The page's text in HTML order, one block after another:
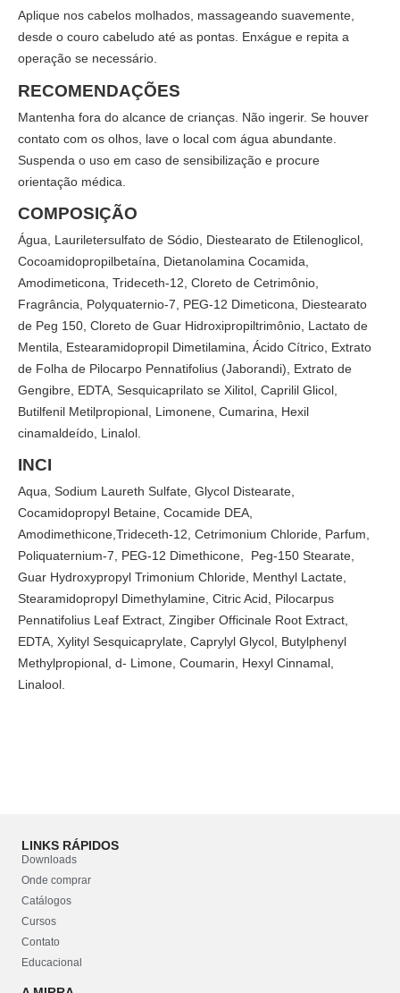
Aplique nos cabelos molhados, massageando suavemente,
desde o couro cabeludo até as pontas. Enxágue e repita a
operação se necessário.
RECOMENDAÇÕES
Mantenha fora do alcance de crianças. Não ingerir. Se houver
contato com os olhos, lave o local com água abundante.
Suspenda o uso em caso de sensibilização e procure
orientação médica.
COMPOSIÇÃO
Água, Lauriletersulfato de Sódio, Diestearato de Etilenoglicol,
Cocoamidopropilbetaína, Dietanolamina Cocamida,
Amodimeticona, Trideceth-12, Cloreto de Cetrimônio,
Fragrância, Polyquaternio-7, PEG-12 Dimeticona, Diestearato
de Peg 150, Cloreto de Guar Hidroxipropiltrimônio, Lactato de
Mentila, Estearamidopropil Dimetilamina, Ácido Cítrico, Extrato
de Folha de Pilocarpo Pennatifolius (Jaborandi), Extrato de
Gengibre, EDTA, Sesquicaprilato se Xilitol, Caprilil Glicol,
Butilfenil Metilpropional, Limonene, Cumarina, Hexil
cinamaldeído, Linalol.
INCI
Aqua, Sodium Laureth Sulfate, Glycol Distearate,
Cocamidopropyl Betaine, Cocamide DEA,
Amodimethicone,Trideceth-12, Cetrimonium Chloride, Parfum,
Poliquaternium-7, PEG-12 Dimethicone, Peg-150 Stearate,
Guar Hydroxypropyl Trimonium Chloride, Menthyl Lactate,
Stearamidopropyl Dimethylamine, Citric Acid, Pilocarpus
Pennatifolius Leaf Extract, Zingiber Officinale Root Extract,
EDTA, Xylityl Sesquicaprylate, Caprylyl Glycol, Butylphenyl
Methylpropional, d- Limone, Coumarin, Hexyl Cinnamal,
Linalool.
LINKS RÁPIDOS
Downloads
Onde comprar
Catálogos
Cursos
Contato
Educacional